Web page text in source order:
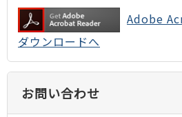
Adobe
ダウンロードへ
お問い合わせ